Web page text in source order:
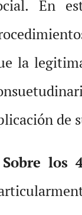
En
la
de
Sobre los